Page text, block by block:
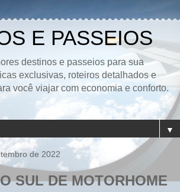
E PASSEIOS
destinos e passeios para sua
exclusivas, roteiros detalhados e
você viajar com economia e conforto.
▼
de 2022
SUL DE MOTORHOME